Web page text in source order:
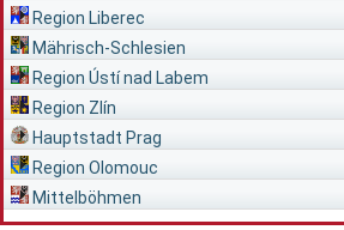
Region Liberec
Mährisch-Schlesien
Region Ústí nad Labem
Region Zlín
Hauptstadt Prag
Region Olomouc
Mittelböhmen